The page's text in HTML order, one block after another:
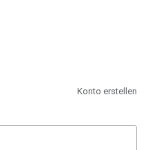
Konto erstellen